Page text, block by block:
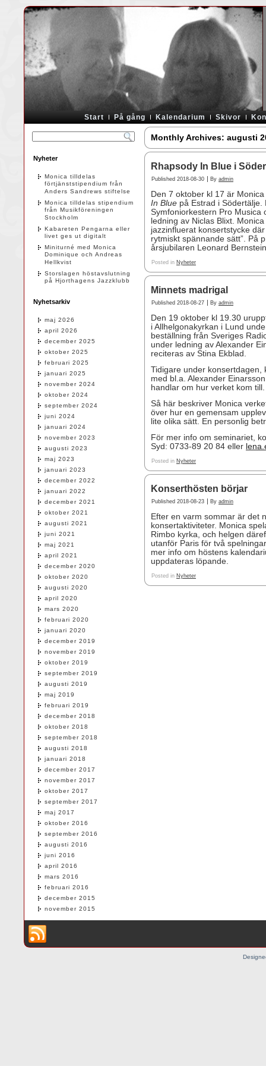
Start På gång Kalendarium Skivor
Nyheter
Monica tilldelas
förtjänststipendium från
Anders Sandrews stiftelse
Monica tilldelas stipendium
från Musikföreningen
Stockholm
Kabareten Pengarna eller
livet ges ut digitalt
Miniturné med Monica
Dominique och Andreas
Hellkvist
Storslagen höstavslutning
på Hjorthagens Jazzklubb
Nyhetsarkiv
maj 2026
april 2026
december 2025
oktober 2025
februari 2025
januari 2025
november 2024
oktober 2024
september 2024
juni 2024
januari 2024
november 2023
augusti 2023
maj 2023
januari 2023
december 2022
januari 2022
december 2021
oktober 2021
augusti 2021
juni 2021
maj 2021
april 2021
december 2020
oktober 2020
augusti 2020
april 2020
mars 2020
februari 2020
januari 2020
december 2019
november 2019
oktober 2019
september 2019
augusti 2019
maj 2019
februari 2019
december 2018
oktober 2018
september 2018
augusti 2018
januari 2018
december 2017
november 2017
oktober 2017
september 2017
maj 2017
oktober 2016
september 2016
augusti 2016
juni 2016
april 2016
mars 2016
februari 2016
december 2015
november 2015
Monthly Archives: augusti
Rhapsody In Blue i
Published 2018-08-30 | By admin
Den 7 oktober kl 17 är
In Blue på Estrad i
Symfoniorkestern Pro Musica
ledning av Niclas Blixt.
jazzinfluerat konsertstycke
rytmiskt spännande sätt”. På
årsjubilaren Leonard
Posted in Nyheter
Minnets madrigal
Published 2018-08-27 | By admin
Den 19 oktober kl 19.30
i Allhelgonakyrkan i Lund
beställning från Sveriges
under ledning av Alexander
reciteras av Stina Ekblad.
Tidigare under konsertdagen,
med bl.a. Alexander
handlar om hur verket kom till.
Så här beskriver Monica
över hur en gemensam
lite olika sätt. En personlig
För mer info om seminariet,
Syd: 0733-89 20 84 eller
Posted in Nyheter
Konserthösten börjar
Published 2018-08-23 | By admin
Efter en varm sommar är det
konsertaktiviteter. Monica
Rimbo kyrka, och helgen
utanför Paris för två
mer info om höstens
uppdateras löpande.
Posted in Nyheter